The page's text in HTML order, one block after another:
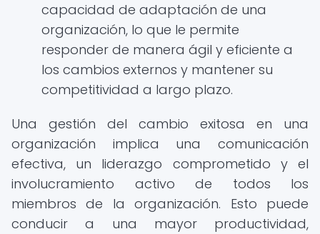
capacidad de adaptación de una
organización, lo que le permite
responder de manera ágil y eficiente a
los cambios externos y mantener su
competitividad a largo plazo.
Una gestión del cambio exitosa en una
organización implica una comunicación
efectiva, un liderazgo comprometido y el
involucramiento activo de todos los
miembros de la organización. Esto puede
conducir a una mayor productividad,